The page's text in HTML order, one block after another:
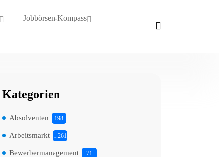
Jobbörsen-Kompass
Kategorien
Absolventen 198
Arbeitsmarkt 1.261
Bewerbermanagement 71